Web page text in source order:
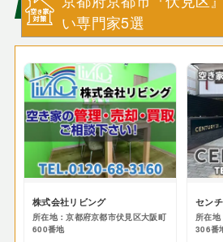
い専門家5選
株式会社リビング
所在地：京都府京都市伏見区大阪町
600番地
セン
所在
306番